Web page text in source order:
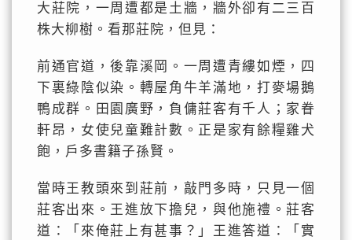
大莊院，一周遭都是土牆，牆外卻有二三百
株大柳樹。看那莊院，但見：
前通官道，後靠溪岡。一周遭青縷如煙，四
下裏綠陰似染。轉屋角牛羊滿地，打麥場鵝
鴨成群。田園廣野，負傭莊客有千人；家眷
軒昂，女使兒童難計數。正是家有餘糧雞犬
飽，戶多書籍子孫賢。
當時王教頭來到莊前，敲門多時，只見一個
莊客出來。王進放下擔兒，與他施禮。莊客
道：「來俺莊上有甚事？」王進答道：「實